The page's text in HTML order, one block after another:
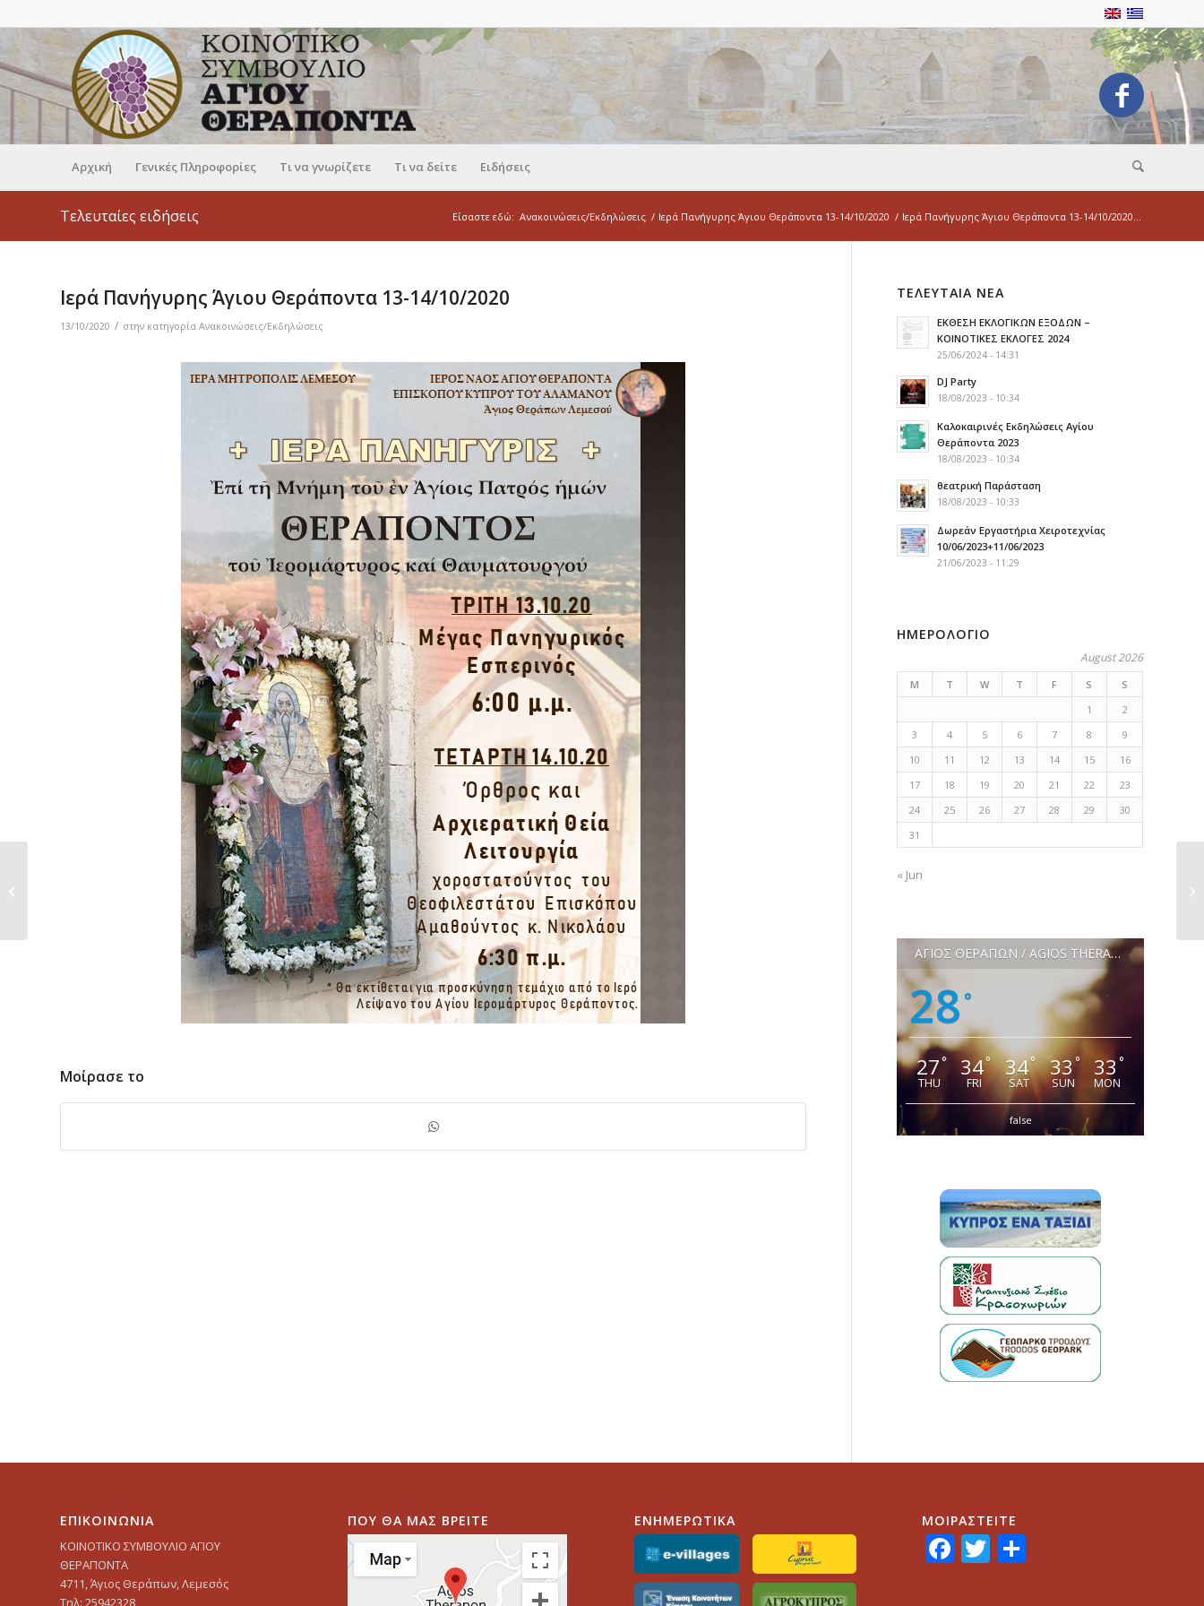
Αρχική Γενικές Πληροφορίες Τι να γνωρίζετε Τι να δείτε Ειδήσεις
Τελευταίες ειδήσεις Είσαστε εδώ: Ανακοινώσεις/Εκδηλώσεις / Ιερά Πανήγυρης Άγιου Θεράποντα 13-14/10/2020 / Ιερά Πανήγυρης Άγιου Θεράποντα 13-14/10/2020...
Ιερά Πανήγυρης Άγιου Θεράποντα 13-14/10/2020
13/10/2020 / στην κατηγορία Ανακοινώσεις/Εκδηλώσεις
Μοίρασε το
ΤΕΛΕΥΤΑΙΑ ΝΕΑ
ΕΚΘΕΣΗ ΕΚΛΟΓΙΚΩΝ ΕΞΟΔΩΝ –
ΚΟΙΝΟΤΙΚΕΣ ΕΚΛΟΓΕΣ 2024
25/06/2024 - 14:31
DJ Party
18/08/2023 - 10:34
Καλοκαιρινές Εκδηλώσεις Αγίου
Θεράποντα 2023
18/08/2023 - 10:34
θεατρική Παράσταση
18/08/2023 - 10:33
Δωρεάν Εργαστήρια Χειροτεχνίας
10/06/2023+11/06/2023
21/06/2023 - 11:29
ΗΜΕΡΟΛΟΓΙΟ
August 2026
M T W T F S
S
1
2
3
4 5 6 7 8
9
10
11 12 13 14 15
16
17
18 19 20 21 22
23
24
25 26 27 28 29
30
31
« Jun
ΑΓΙΟΣ ΘΕΡΑΠΩΝ / AGIOS THERAPON
28 °
27°
THU
34°
FRI
34°
SAT
33°
SUN
33°
MON
false
ΕΠΙΚΟΙΝΩΝΙΑ
ΚΟΙΝΟΤΙΚΟ ΣΥΜΒΟΥΛΙΟ ΑΓΙΟΥ
ΘΕΡΑΠΟΝΤΑ
4711, Άγιος Θεράπων, Λεμεσός
ΠΟΥ ΘΑ ΜΑΣ ΒΡΕΙΤΕ ΕΝΗΜΕΡΩΤΙΚΑ ΜΟΙΡΑΣTEITE
Facebook
Twitter
Share
Αιμοδοσία στον Άγιο Θεράποντα